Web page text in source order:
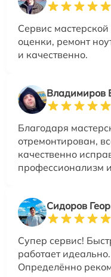
Сервис
оценки, ремонт
и качественно.
Владимиров
Благодаря
отремонтирован,
качественно
профессионализм
Сидоров
Супер сервис!
работает
Определённо